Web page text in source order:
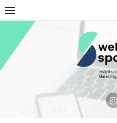
Skip
to
content